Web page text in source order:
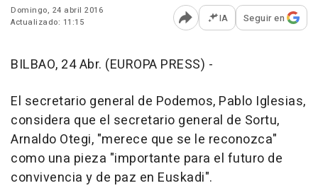
Domingo, 24 abril 2016
Actualizado: 11:15
Abrir opciones para
IA Seguir en
BILBAO, 24 Abr. (EUROPA PRESS) -
El secretario general de Podemos, Pablo Iglesias,
considera que el secretario general de Sortu,
Arnaldo Otegi, "merece que se le reconozca"
como una pieza "importante para el futuro de
convivencia y de paz en Euskadi".